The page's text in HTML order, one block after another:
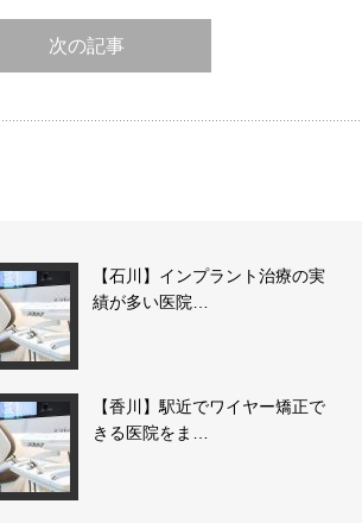
次の記事
【石川】インプラント治療の実
績が多い医院…
【香川】駅近でワイヤー矯正で
きる医院をま…